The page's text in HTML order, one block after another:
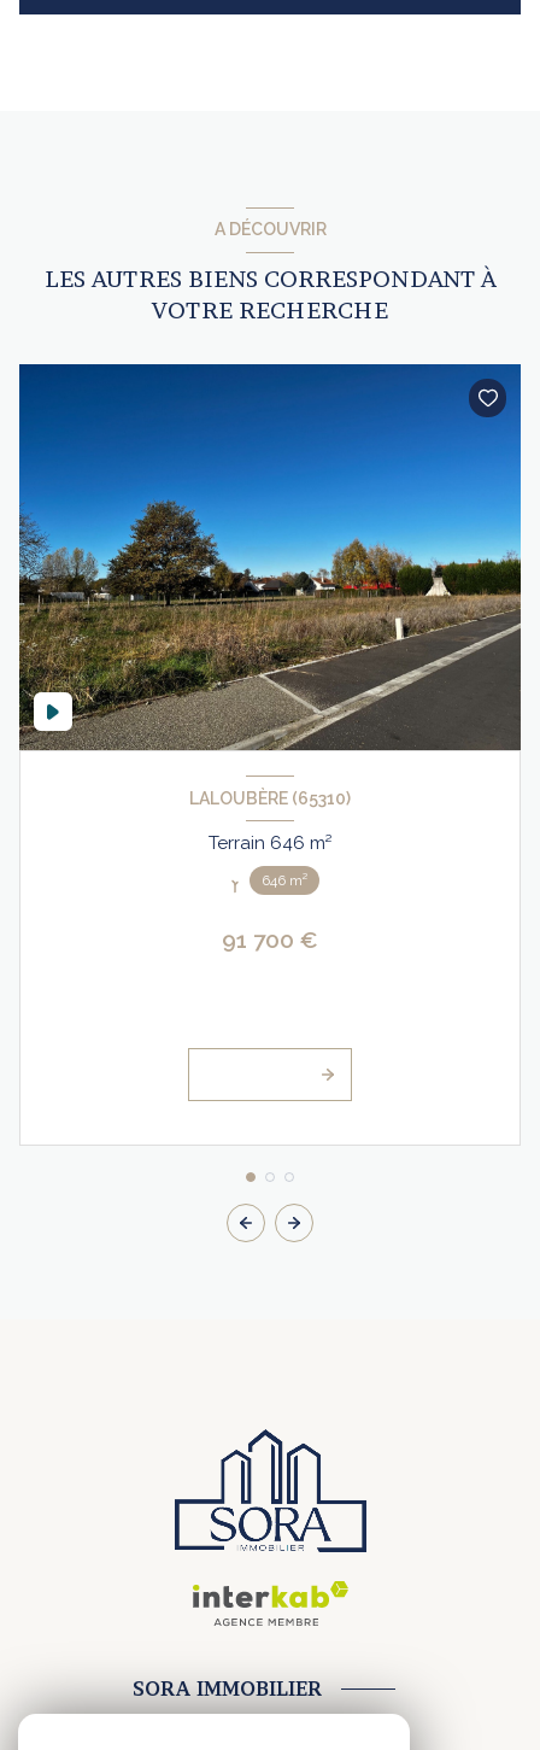
A DÉCOUVRIR
LES AUTRES BIENS CORRESPONDANT À
VOTRE RECHERCHE
LALOUBÈRE (65310)
Terrain 646 m²
646 m²
91 700 €
SORA IMMOBILIER